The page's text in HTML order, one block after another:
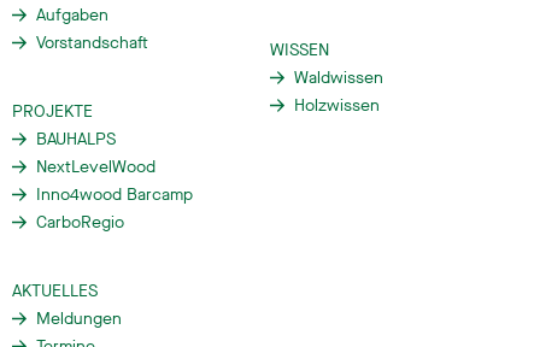
Aufgaben
Vorstandschaft
WISSEN
Waldwissen
Holzwissen
PROJEKTE
BAUHALPS
NextLevelWood
Inno4wood Barcamp
CarboRegio
AKTUELLES
Meldungen